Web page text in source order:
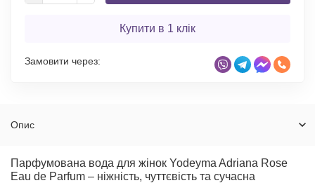
Купити в 1 клік
Замовити через:
Опис
Парфумована вода для жінок Yodeyma Adriana Rose
Eau de Parfum – ніжність, чуттєвість та сучасна